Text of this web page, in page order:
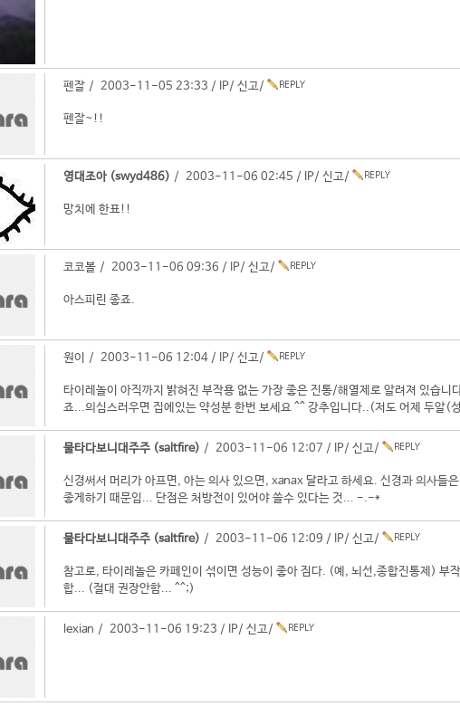
펜잘 / 2003-11-05 23:33 / IP/ 신고/
펜잘~!!
영대조아 (swyd486) / 2003-11-06 02:45 / IP/ 신고/
망치에 한표!!
코코볼 / 2003-11-06 09:36 / IP/ 신고/
아스피린 좋죠.
원이 / 2003-11-06 12:04 / IP/ 신고/
타이레놀이 아직까지 밝혀진 부작용 없는 가장 좋은 진통/해열제로 알려져 있습
죠...의심스러우면 집에있는 약성분 한번 보세요 ^^ 강추입니다..(저도 어제 두알(
물타다보니대주주 (saltfire) / 2003-11-06 12:07 / IP/ 신고/
신경써서 머리가 아프면, 아는 의사 있으면, xanax 달라고 하세요. 신경과 의사들
좋게하기 때문임... 단점은 처방전이 있어야 쓸수 있다는 것... -.-*
물타다보니대주주 (saltfire) / 2003-11-06 12:09 / IP/ 신고/
참고로, 타이레놀은 카페인이 섞이면 성능이 좋아 짐다. (예, 뇌선,종합진통제) 부
합... (절대 권장안함... ^^;)
lexian / 2003-11-06 19:23 / IP/ 신고/